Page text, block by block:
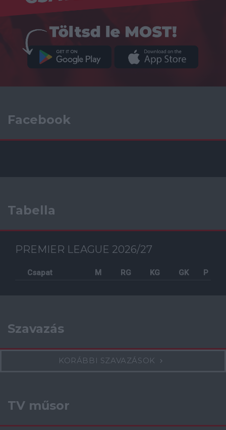
Facebook
Tabella
PREMIER LEAGUE 2026/27
Csapat M RG KG GK P
Szavazás
KORÁBBI SZAVAZÁSOK
TV műsor